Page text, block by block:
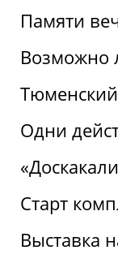
Памяти
Возможно
Одни
Старт
Выставка